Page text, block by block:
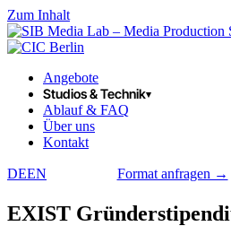
Zum Inhalt
Angebote
Studios & Technik▾
Ablauf & FAQ
Über uns
Kontakt
DEEN Format anfragen →
EXIST